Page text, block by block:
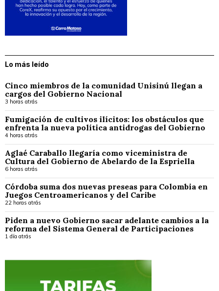
Lo más leído
Cinco miembros de la comunidad Unisinú llegan a
cargos del Gobierno Nacional
3 horas atrás
Fumigación de cultivos ilícitos: los obstáculos que
enfrenta la nueva política antidrogas del Gobierno
4 horas atrás
Aglaé Caraballo llegaría como viceministra de
Cultura del Gobierno de Abelardo de la Espriella
6 horas atrás
Córdoba suma dos nuevas preseas para Colombia en
Juegos Centroamericanos y del Caribe
22 horas atrás
Piden a nuevo Gobierno sacar adelante cambios a la
reforma del Sistema General de Participaciones
1 día atrás